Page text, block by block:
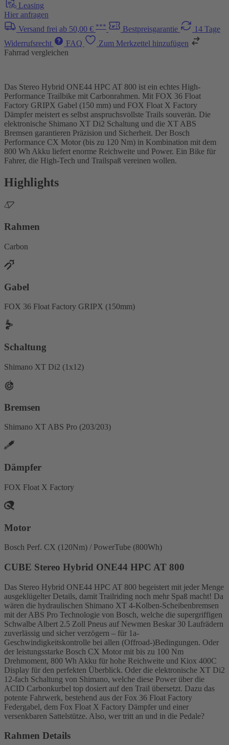
Leasing
Hier anfragen
Versand frei ab 50,00 € *** Bestpreisgarantie
14 Tage
Widerrufsrecht
FAQ
Zum Merkzettel hinzufügen
Fahrrad vergleichen
Das Stereo Hybrid ONE44 HPC AT 800 ist ein echtes High-
Performance Trailbike mit Carbonrahmen. Mit FOX 36 Float
Factory GRIPX Gabel (150 mm) und FOX Float X Factory
Dämpfer meistert es selbst anspruchsvollste Trails souverän. Die
elektronische Shimano XT Di2 Schaltung und die XT ABS
Bremsen garantieren Präzision und Sicherheit. Der Bosch
Performance CX Motor (bis zu 120 Nm) in Kombination mit dem
800 Wh Akku liefert enorme Reichweite und Power. Ein Bike für
Fahrer, die High-Tech und Trailspaß vereinen wollen.
Highlights
Rahmen
Carbon
Gabel
FOX 36 Float Factory GRIPX (150mm)
Schaltung
Shimano XT Di2 (1x12)
Bremsen
Shimano XT ABS Pro (203/203)
Dämpfer
FOX Float X Factory
Motor
Bosch Perf. CX (120Nm) / PowerTube (800Wh)
CUBE Stereo Hybrid ONE44 HPC AT 800
Das Stereo Hybrid ONE44 HPC AT 800 begeistert mit jeder Menge
ausgeklügelter Details, damit Trailriding noch mehr Spaß macht! Da
wären die hydraulischen Shimano XT 4-Kolben-Scheibenbremsen
mit der ABS Pro Technologie von Bosch, welche die supergriffigen
Schwalbe Albert 2.5 Zoll Pneus auf Newmen Beskar 30 Laufrädern
zuverlässig und sicher verzögern – für 1a-
Geschwindigkeitskontrolle bei allen (Offroad-)Bedingungen. Oder
der leistungsstarke Bosch CX Motor mit bis zu 100 Nm
Drehmoment, 800 Wh Akku für hohe Reichweite und Kiox 400C
Display für den perfekten Überblick. Oder die elektronische XT Di2
12-fach Schaltung von Shimano, welche diese Power über die
ACID Carbonkurbel top dosiert auf den Trail übersetzt. Dazu das
potente Fahrwerk, bestehend aus der Fox 36 Float Factory
Federgabel, dem Fox Float X Factory Dämpfer und einer
versenkbaren Sattelstütze. Also, wer tritt an und in die Pedale?
Rahmen Details